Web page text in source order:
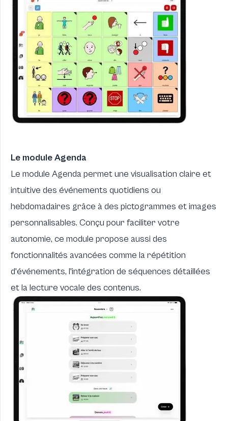
Le module Agenda
Le module Agenda permet une visualisation claire et
intuitive des événements quotidiens ou
hebdomadaires grâce à des pictogrammes et images
personnalisables. Conçu pour faciliter votre
autonomie, ce module propose aussi des
fonctionnalités avancées comme la répétition
d'événements, l'intégration de séquences détaillées
et la lecture vocale des contenus.